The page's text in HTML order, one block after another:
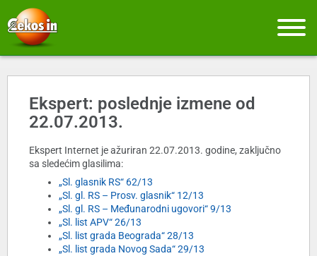
Ekspert: poslednje izmene od
22.07.2013.
Ekspert Internet je ažuriran 22.07.2013. godine, zaključno
sa sledećim glasilima:
„Sl. glasnik RS“ 62/13
„Sl. gl. RS – Prosv. glasnik“ 12/13
„Sl. gl. RS – Međunarodni ugovori“ 9/13
„Sl. list APV“ 26/13
„Sl. list grada Beograda“ 28/13
„Sl. list grada Novog Sada“ 29/13